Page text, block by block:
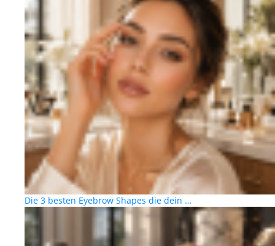
Die 3 besten Eyebrow Shapes die dein …